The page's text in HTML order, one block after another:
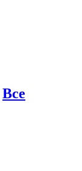
Все